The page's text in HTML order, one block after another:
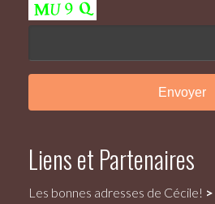
Liens et Partenaires
Les bonnes adresses de Cécile! >